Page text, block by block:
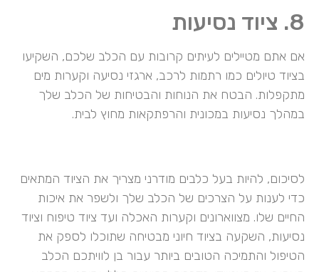
8. ציוד נסיעות
אם אתם מטיילים לעיתים קרובות עם הכלב שלכם, השקיעו
בציוד טיולים כמו רתמות לרכב, ארגזי נסיעה וקערות מים
מתקפלות. הבטח את הנוחות והבטיחות של הכלב שלך
במהלך נסיעות במכונית והרפתקאות מחוץ לבית.
לסיכום, להיות בעל כלבים מודרני מצריך את הציוד המתאים
כדי לענות על הצרכים של הכלב שלך ולשפר את איכות
החיים שלו. מצווארונים וקערות האכלה ועד ציוד טיפוח וציוד
נסיעות, השקעה בציוד חיוני מבטיחה שתוכלו לספק את
הטיפול והתמיכה הטובים ביותר עבור בן לוויתכם הכלב